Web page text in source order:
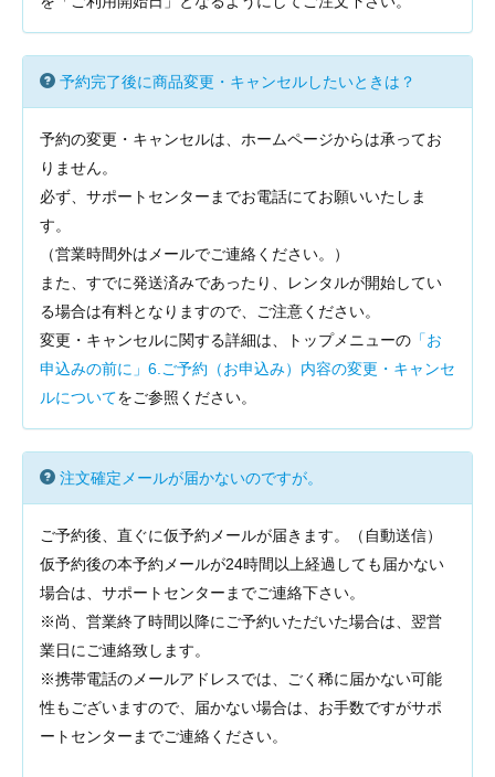
予約完了後に商品変更・キャンセルしたいときは？
予約の変更・キャンセルは、ホームページからは承ってお
りません。
必ず、サポートセンターまでお電話にてお願いいたしま
す。
（営業時間外はメールでご連絡ください。）
また、すでに発送済みであったり、レンタルが開始してい
る場合は有料となりますので、ご注意ください。
変更・キャンセルに関する詳細は、トップメニューの 「お
申込みの前に」6.ご予約（お申込み）内容の変更・キャンセ
ルについてをご参照ください。
注文確定メールが届かないのですが。
ご予約後、直ぐに仮予約メールが届きます。（自動送信）
仮予約後の本予約メールが24時間以上経過しても届かない
場合は、サポートセンターまでご連絡下さい。
※尚、営業終了時間以降にご予約いただいた場合は、翌営
業日にご連絡致します。
※携帯電話のメールアドレスでは、ごく稀に届かない可能
性もございますので、届かない場合は、お手数ですがサポ
ートセンターまでご連絡ください。